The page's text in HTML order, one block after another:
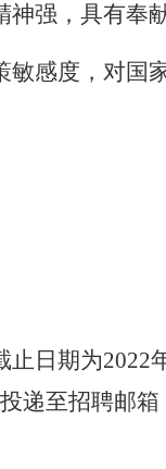
强，具有奉
感度，对国
日期为2022
至招聘邮箱